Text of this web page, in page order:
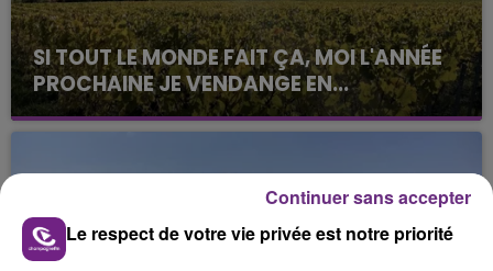
SI TOUT LE MONDE FAIT ÇA, MOI L'ANNÉE
PROCHAINE JE VENDANGE EN...
La vendange en Champagne a débuté ce jeudi 6
août dans la commune de Montgueux (Aube). Du
Le respect de votre vie privée est notre priorité
Continuer sans accepter